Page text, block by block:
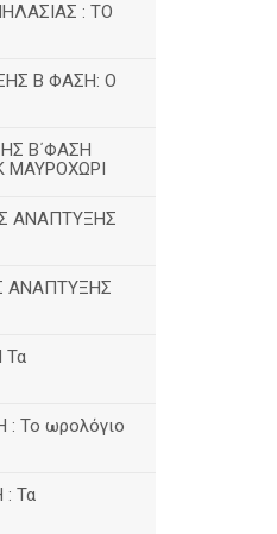
: ΤΟ
Β ΦΑΣΗ: Ο
Β΄ΦΑΣΗ
ΜΑΥΡΟΧΩΡΙ
ΑΝΑΠΤΥΞΗΣ
ΑΝΑΠΤΥΞΗΣ
Τα
Το ωρολόγιο
Τα